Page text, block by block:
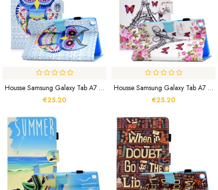
Housse Samsung Galaxy Tab A7 Lite Hibou Tribal
€25.20
Housse Samsung Galaxy Tab A7 Lite Tour Eiffel Vélo
€25.20